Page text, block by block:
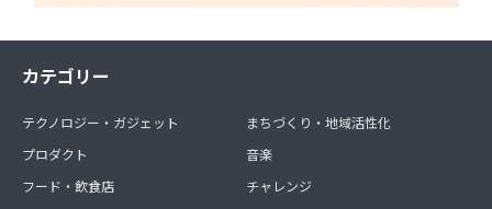
カテゴリー
テクノロジー・ガジェット
プロダクト
フード・飲食店
まちづくり・地域活性化
音楽
チャレンジ